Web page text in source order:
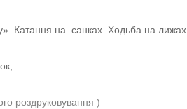
Катання на санках. Ходьба на лижах
роздруковування )